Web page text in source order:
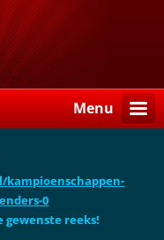
Menu
0
gewenste reeks!